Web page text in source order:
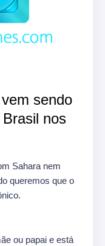
vem sendo
nos
Sahara nem
queremos que o
ou papai e está